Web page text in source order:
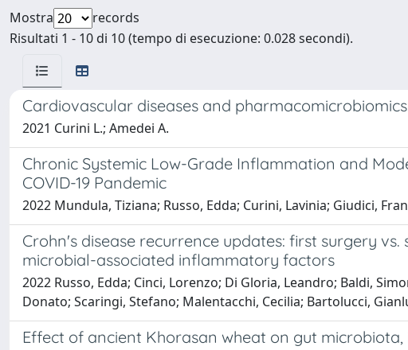
Mostra
records
Risultati 1 - 10 di 10 (tempo di esecuzione: 0.028 secondi).
Cardiovascular diseases and
2021 Curini L.; Amedei A.
Chronic Systemic Low-Grade Inflammation and
COVID-19 Pandemic
2022 Mundula, Tiziana; Russo, Edda; Curini, Lavinia; Giudici,
Crohn's disease recurrence updates: first surgery
microbial-associated inflammatory factors
2022 Russo, Edda; Cinci, Lorenzo; Di Gloria, Leandro; Baldi,
Donato; Scaringi, Stefano; Malentacchi, Cecilia; Bartolucci,
Effect of ancient Khorasan wheat on gut